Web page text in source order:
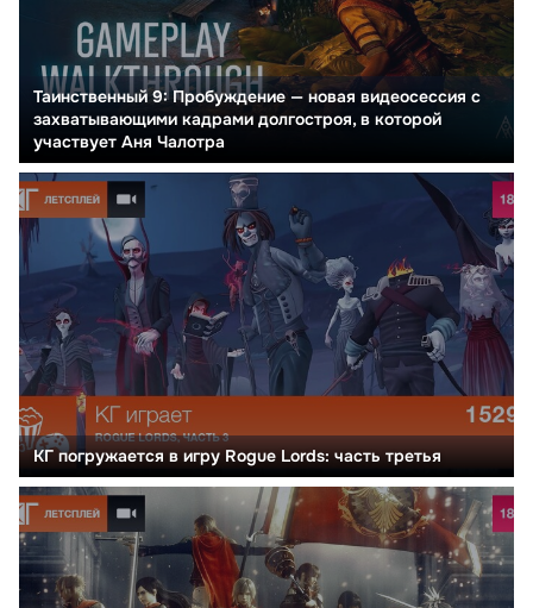
Таинственный 9: Пробуждение — новая видеосессия с
захватывающими кадрами долгостроя, в которой
участвует Аня Чалотра
КГ погружается в игру Rogue Lords: часть третья